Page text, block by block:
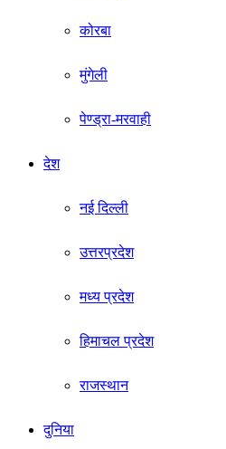
कोरबा
मुंगेली
पेण्ड्रा-मरवाही
देश
नई दिल्ली
उत्तरप्रदेश
मध्य प्रदेश
हिमाचल प्रदेश
राजस्थान
दुनिया